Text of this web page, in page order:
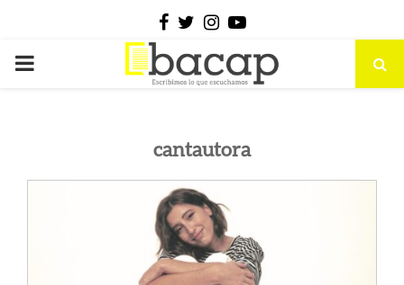
Facebook
Twitter
Instagram
Youtube
PRIMARY
cantautora